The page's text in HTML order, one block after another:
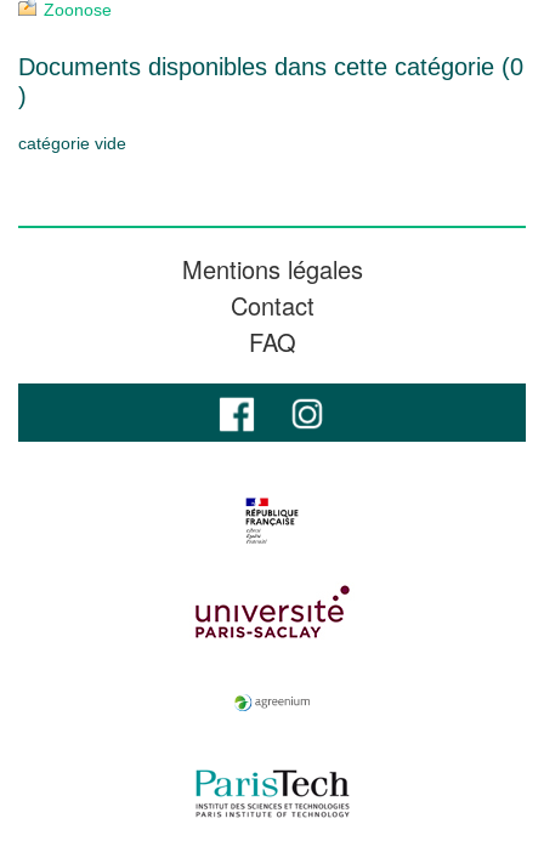
Zoonose
Documents disponibles dans cette catégorie (0
)
catégorie vide
Mentions légales
Contact
FAQ